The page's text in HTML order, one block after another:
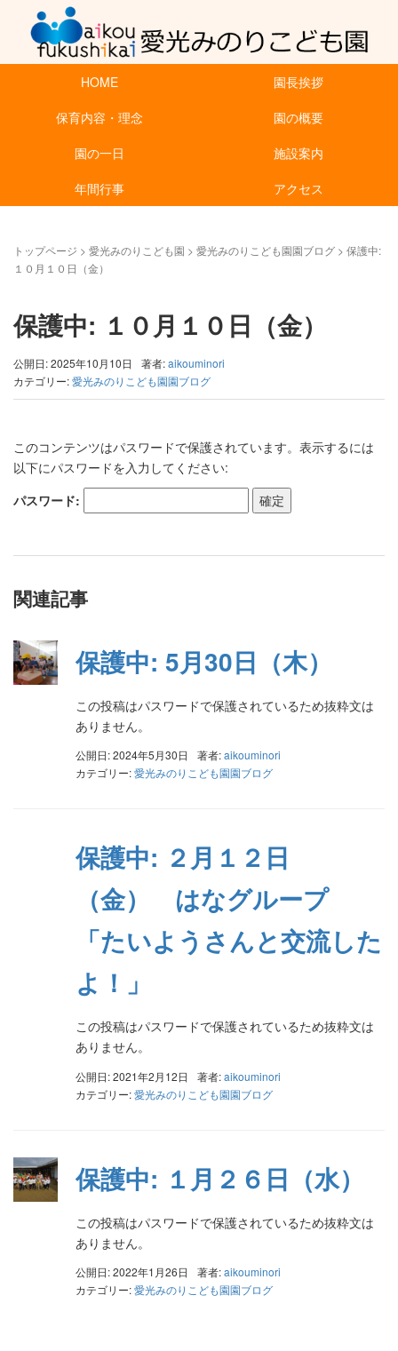
HOME
園長挨拶
保育内容・理念
園の概要
園の一日
施設案内
年間行事
アクセス
トップページ > 愛光みのりこども園 > 愛光みのりこども園園ブログ > 保護中:
１０月１０日（金）
保護中: １０月１０日（金）
公開日: 2025年10月10日 著者:aikouminori
カテゴリー:愛光みのりこども園園ブログ
このコンテンツはパスワードで保護されています。表示するには
以下にパスワードを入力してください:
パスワード:
関連記事
保護中: 5月30日（木）
この投稿はパスワードで保護されているため抜粋文は
ありません。
公開日: 2024年5月30日 著者:aikouminori
カテゴリー:愛光みのりこども園園ブログ
保護中: ２月１２日
（金） はなグループ
「たいようさんと交流した
よ！」
この投稿はパスワードで保護されているため抜粋文は
ありません。
公開日: 2021年2月12日 著者:aikouminori
カテゴリー:愛光みのりこども園園ブログ
保護中: １月２６日（水）
この投稿はパスワードで保護されているため抜粋文は
ありません。
公開日: 2022年1月26日 著者:aikouminori
カテゴリー:愛光みのりこども園園ブログ